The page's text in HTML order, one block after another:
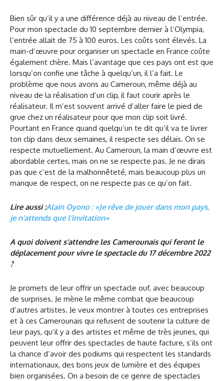
Bien sûr qu’il y a une différence déjà au niveau de l’entrée.
Pour mon spectacle du 10 septembre dernier à l’Olympia,
l’entrée allait de 75 à 100 euros. Les coûts sont élevés. La
main-d’œuvre pour organiser un spectacle en France coûte
également chère. Mais l’avantage que ces pays ont est que
lorsqu’on confie une tâche à quelqu’un, il l’a fait. Le
problème que nous avons au Cameroun, même déjà au
niveau de la réalisation d’un clip, il faut courir après le
réalisateur. Il m’est souvent arrivé d’aller faire le pied de
grue chez un réalisateur pour que mon clip soit livré.
Pourtant en France quand quelqu’un te dit qu’il va te livrer
ton clip dans deux semaines, il respecte ses délais. On se
respecte mutuellement. Au Cameroun, la main d’œuvre est
abordable certes, mais on ne se respecte pas. Je ne dirais
pas que c’est de la malhonnêteté, mais beaucoup plus un
manque de respect, on ne respecte pas ce qu’on fait.
Lire aussi :Alain Oyono : «Je rêve de jouer dans mon pays,
je n’attends que l’invitation»
A quoi doivent s’attendre les Camerounais qui feront le
déplacement pour vivre le spectacle du 17 décembre 2022
?
Je promets de leur offrir un spectacle ouf, avec beaucoup
de surprises. Je mène le même combat que beaucoup
d’autres artistes. Je veux montrer à toutes ces entreprises
et à ces Camerounais qui refusent de soutenir la culture de
leur pays, qu’il y a des artistes et même de très jeunes, qui
peuvent leur offrir des spectacles de haute facture, s’ils ont
la chance d’avoir des podiums qui respectent les standards
internationaux, des bons jeux de lumière et des équipes
bien organisées. On a besoin de ce genre de spectacles